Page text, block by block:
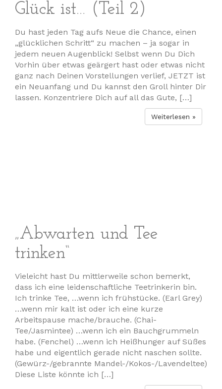
Glück ist… (Teil 2)
Du hast jeden Tag aufs Neue die Chance, einen
„glücklichen Schritt“ zu machen – ja sogar in
jedem neuen Augenblick! Selbst wenn Du Dich
Vorhin über etwas geärgert hast oder etwas nicht
ganz nach Deinen Vorstellungen verlief, JETZT ist
ein Neuanfang und Du kannst den Groll hinter Dir
lassen. Konzentriere Dich auf all das Gute, […]
Weiterlesen »
„Abwarten und Tee
trinken“
Vieleicht hast Du mittlerweile schon bemerkt,
dass ich eine leidenschaftliche Teetrinkerin bin.
Ich trinke Tee, …wenn ich frühstücke. (Earl Grey)
…wenn mir kalt ist oder ich eine kurze
Arbeitspause mache/brauche. (Chai-
Tee/Jasmintee) …wenn ich ein Bauchgrummeln
habe. (Fenchel) …wenn ich Heißhunger auf Süßes
habe und eigentlich gerade nicht naschen sollte.
(Gewürz-/gebrannte Mandel-/Kokos-/Lavendeltee)
Diese Liste könnte ich […]